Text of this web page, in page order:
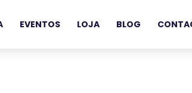
EVENTOS LOJA BLOG